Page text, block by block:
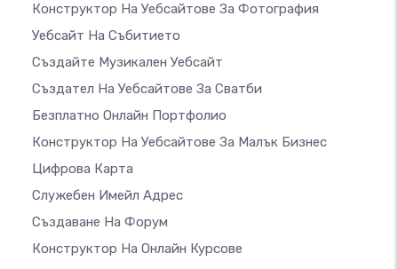
Конструктор На Уебсайтове За Фотография
Уебсайт На Събитието
Създайте Музикален Уебсайт
Създател На Уебсайтове За Сватби
Безплатно Онлайн Портфолио
Конструктор На Уебсайтове За Малък Бизнес
Цифрова Карта
Служебен Имейл Адрес
Създаване На Форум
Конструктор На Онлайн Курсове